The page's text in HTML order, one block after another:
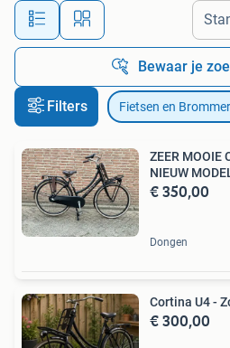
Alle afstanden…
Bewaar je
Filters Fietsen en
ZEER MOOIE
NIEUW
€ 350,00
Dongen
Cortina U4 -
€ 300,00